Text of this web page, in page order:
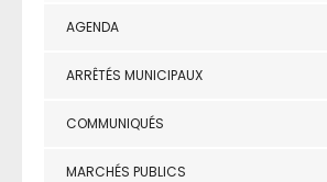
AGENDA
ARRÊTÉS MUNICIPAUX
COMMUNIQUÉS
MARCHÉS PUBLICS